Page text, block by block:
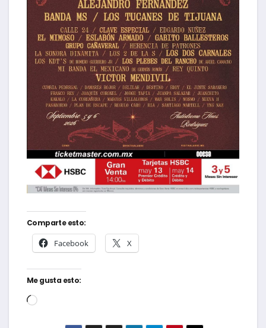
Comparte esto:
Facebook X
Me gusta esto:
Cargando...